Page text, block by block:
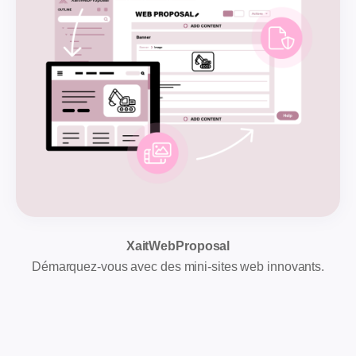
XaitWebProposal
Démarquez-vous avec des mini-sites web innovants.